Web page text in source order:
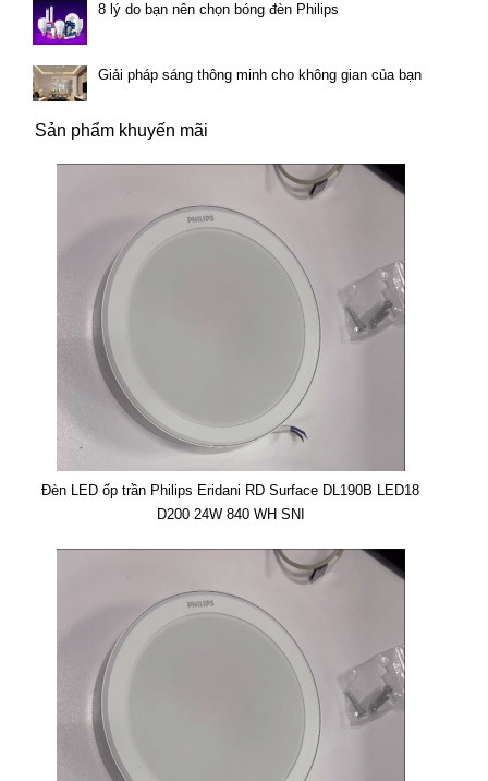
8 lý do bạn nên chọn bóng đèn Philips
Giải pháp sáng thông minh cho không gian của bạn
Sản phẩm khuyến mãi
Đèn LED ốp trần Philips Eridani RD Surface DL190B LED18
D200 24W 840 WH SNI